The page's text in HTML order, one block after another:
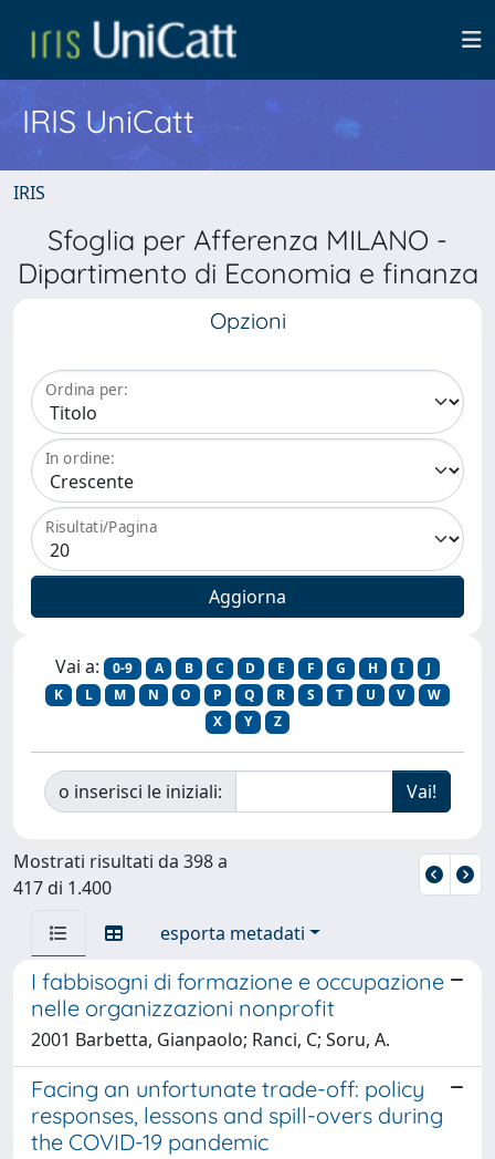
IRIS UniCatt
IRIS
Sfoglia per Afferenza MILANO -
Dipartimento di Economia e finanza
Opzioni
Ordina per:
In ordine:
Risultati/Pagina
Vai a: 0-9 A B C D E F G H I
J
K
L M N O P Q R S T U V
W
X
Y Z
o inserisci le iniziali:
Mostrati risultati da 398 a
417 di 1.400
esporta metadati
I fabbisogni di formazione e occupazione
nelle organizzazioni nonprofit
2001 Barbetta, Gianpaolo; Ranci, C; Soru, A.
Facing an unfortunate trade-off: policy
responses, lessons and spill-overs during
the COVID-19 pandemic